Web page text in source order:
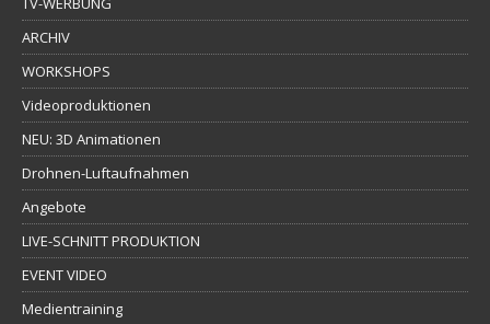
ARCHIV
WORKSHOPS
Videoproduktionen
NEU: 3D Animationen
Drohnen-Luftaufnahmen
Angebote
LIVE-SCHNITT PRODUKTION
EVENT VIDEO
Medientraining